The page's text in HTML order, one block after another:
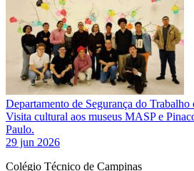
Departamento de Segurança do Trabalho
Visita cultural aos museus MASP e
Paulo.
29 jun 2026
Colégio Técnico de Campinas